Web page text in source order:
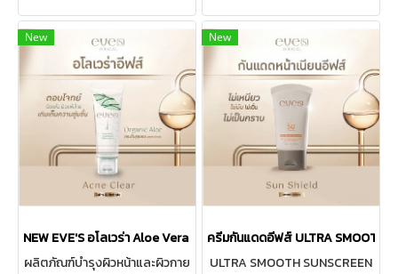
10ชนิด ยับยั้ง5กลไกจากความ
หมองคล้ำ ผิวกระจ่างใสอย่างเป็น
ธรรมชาติ ปรับสีผิวสม่ำเสมอ
ผลัดเซลผิวที่เสื่อมสภาพออก
อย่างอ่อนโยน
New
NEW EVE'S อโลเวร่า Aloe Vera Hydrating & Treatment Gel
ผลิตภัณฑ์บำรุงผิวหน้าและผิวกาย
New
ครีมกันแดดอีฟส์ ULTRA SMOOTH
ULTRA SMOOTH SUNSCREEN